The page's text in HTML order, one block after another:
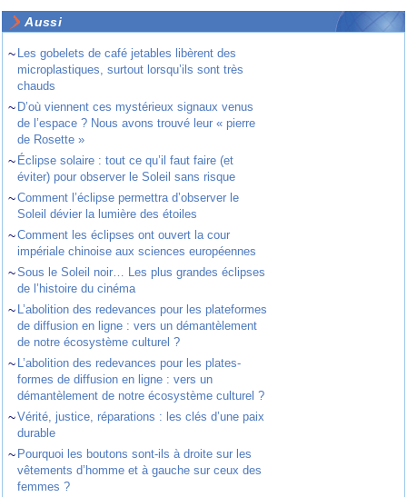
Aussi
~ Les gobelets de café jetables libèrent des
microplastiques, surtout lorsqu’ils sont très
chauds
~ D’où viennent ces mystérieux signaux venus
de l’espace ? Nous avons trouvé leur « pierre
de Rosette »
~ Éclipse solaire : tout ce qu’il faut faire (et
éviter) pour observer le Soleil sans risque
~Comment l’éclipse permettra d’observer le
Soleil dévier la lumière des étoiles
~Comment les éclipses ont ouvert la cour
impériale chinoise aux sciences européennes
~Sous le Soleil noir… Les plus grandes éclipses
de l’histoire du cinéma
~ L’abolition des redevances pour les plateformes
de diffusion en ligne : vers un démantèlement
de notre écosystème culturel ?
~ L’abolition des redevances pour les plates-
formes de diffusion en ligne : vers un
démantèlement de notre écosystème culturel ?
~Vérité, justice, réparations : les clés d’une paix
durable
~ Pourquoi les boutons sont-ils à droite sur les
vêtements d’homme et à gauche sur ceux des
femmes ?